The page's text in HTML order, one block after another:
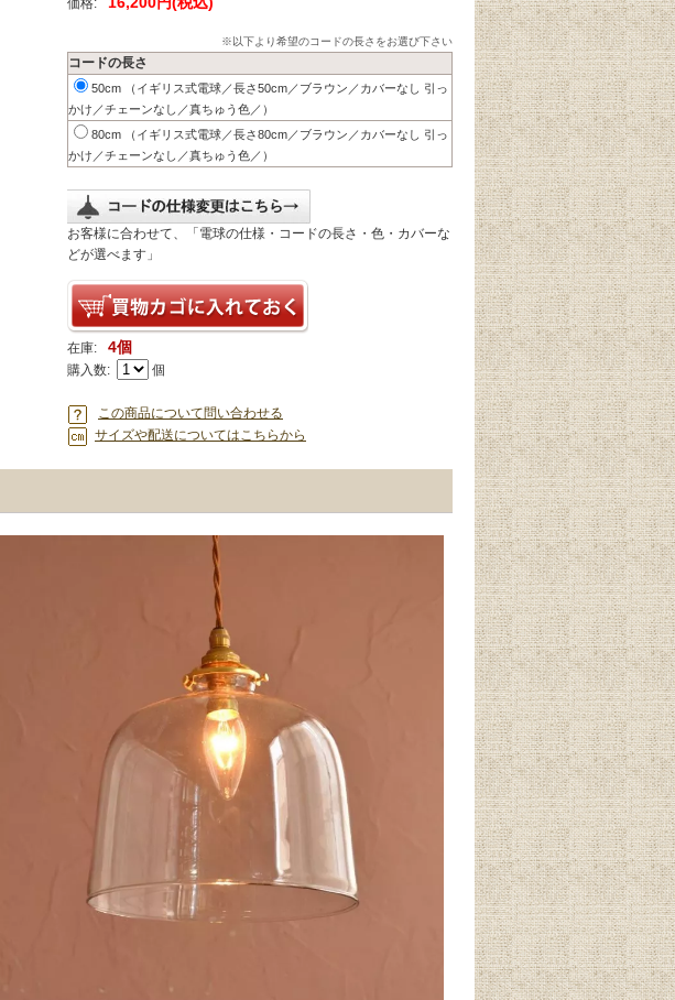
※以下より希望のコードの長さをお選び下さい
コードの長さ
50cm （イギリス式電球／長さ50cm／ブラウン／カバーなし 引っ
かけ／チェーンなし／真ちゅう色／）
80cm （イギリス式電球／長さ80cm／ブラウン／カバーなし 引っ
かけ／チェーンなし／真ちゅう色／）
お客様に合わせて、「電球の仕様・コードの長さ・色・カバーな
どが選べます」
在庫: 4個
購入数: 個
この商品について問い合わせる
サイズや配送についてはこちらから